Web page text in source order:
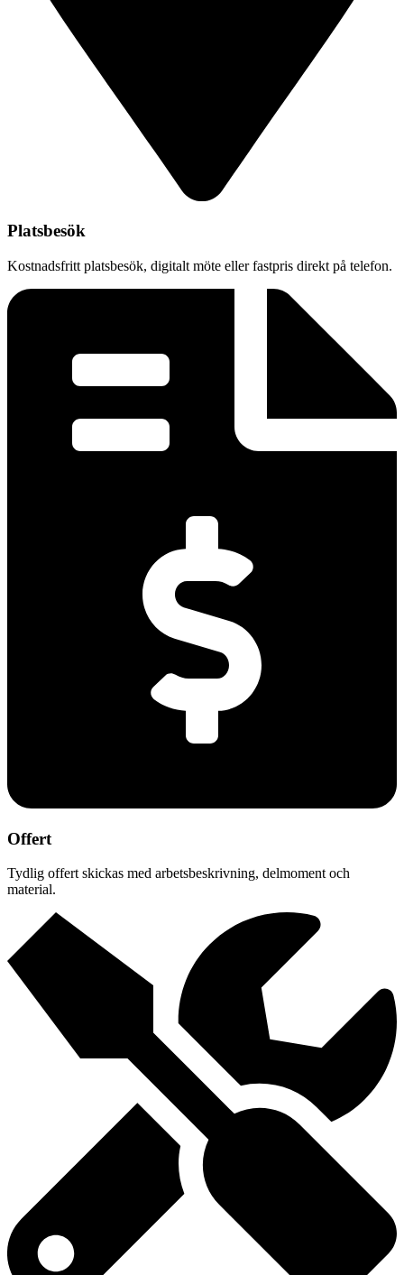
Platsbesök
Kostnadsfritt platsbesök, digitalt möte eller fastpris direkt på telefon.
Offert
Tydlig offert skickas med arbetsbeskrivning, delmoment och
material.